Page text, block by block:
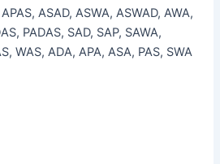
ASAD, ASWA, ASWAD, AWA,
PADAS, SAD, SAP, SAWA,
WAS, ADA, APA, ASA, PAS, SWA